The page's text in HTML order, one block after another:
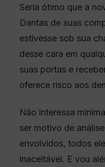
Seria ótimo que a
Dantas de suas
estivesse sob sua
desse cara em
suas portas e
oferece risco aos
Não interessa
ser motivo de
envolvidos, todos
inaceitável. E vou